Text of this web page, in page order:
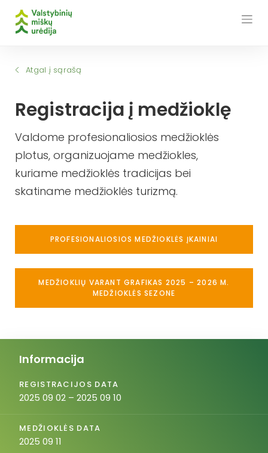
Atgal į sąrašą
Registracija į medžioklę
Valdome profesionaliosios medžioklės
plotus, organizuojame medžiokles,
kuriame medžioklės tradicijas bei
skatiname medžioklės turizmą.
PROFESIONALIOSIOS MEDŽIOKLĖS ĮKAINIAI
MEDŽIOKLIŲ VARANT GRAFIKAS 2025 – 2026 M.
MEDŽIOKLĖS SEZONE
Informacija
REGISTRACIJOS DATA
2025 09 02 – 2025 09 10
MEDŽIOKLĖS DATA
2025 09 11